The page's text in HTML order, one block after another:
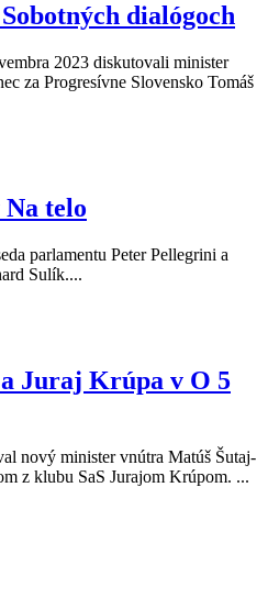
dialógoch
2023 diskutovali minister
za Progresívne Slovensko Tomáš
telo
parlamentu Peter Pellegrini a
Sulík....
Juraj Krúpa v O 5
nový minister vnútra Matúš Šutaj-
z klubu SaS Jurajom Krúpom. ...